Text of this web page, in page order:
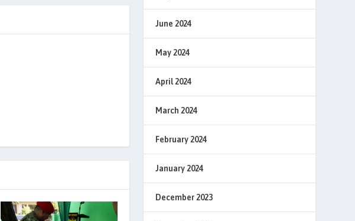
June 2024
May 2024
April 2024
March 2024
February 2024
January 2024
December 2023